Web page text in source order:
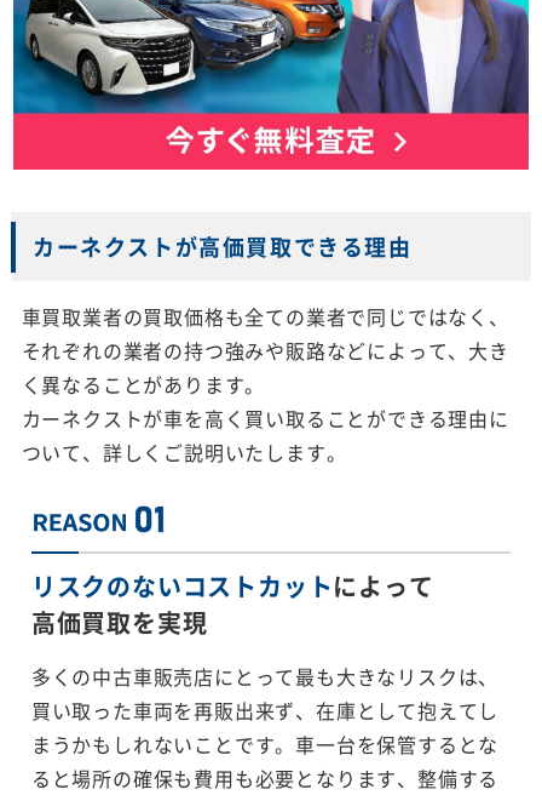
カーネクストが高価買取できる理由
車買取業者の買取価格も全ての業者で同じではなく、
それぞれの業者の持つ強みや販路などによって、大き
く異なることがあります。
カーネクストが車を高く買い取ることができる理由に
ついて、詳しくご説明いたします。
リスクのないコストカットによって
高価買取を実現
多くの中古車販売店にとって最も大きなリスクは、
買い取った車両を再販出来ず、在庫として抱えてし
まうかもしれないことです。車一台を保管するとな
ると場所の確保も費用も必要となります、整備する